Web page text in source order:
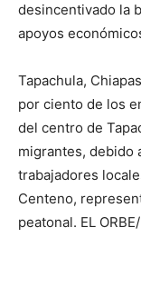
desincentivado la
apoyos
Tapachula,
por ciento de los
del centro de
migrantes, debido
trabajadores
Centeno,
peatonal. EL